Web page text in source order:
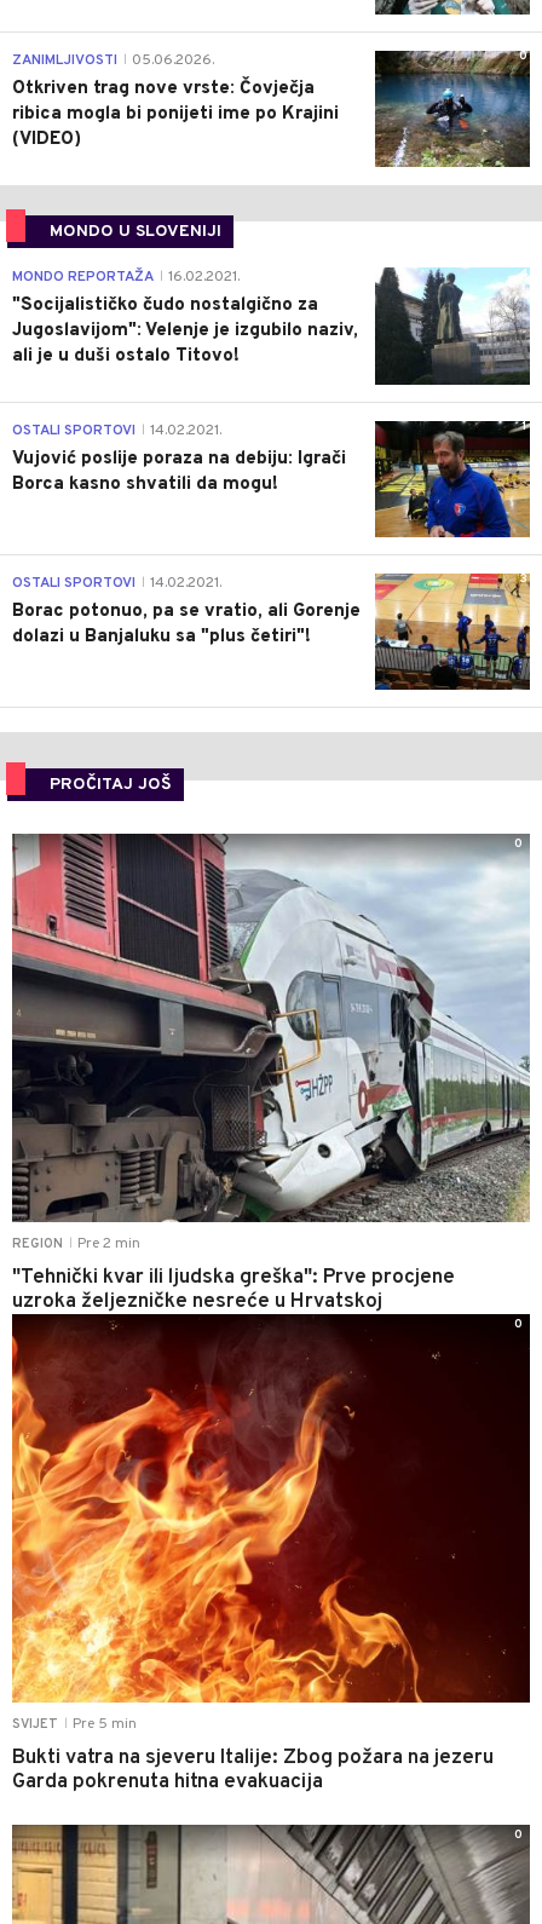
0
ZANIMLJIVOSTI 05.06.2026.
Otkriven trag nove vrste: Čovječja
ribica mogla bi ponijeti ime po Krajini
(VIDEO)
MONDO U SLOVENIJI
4
MONDO REPORTAŽA 16.02.2021.
"Socijalističko čudo nostalgično za
Jugoslavijom": Velenje je izgubilo naziv,
ali je u duši ostalo Titovo!
1
OSTALI SPORTOVI 14.02.2021.
Vujović poslije poraza na debiju: Igrači
Borca kasno shvatili da mogu!
3
OSTALI SPORTOVI 14.02.2021.
Borac potonuo, pa se vratio, ali Gorenje
dolazi u Banjaluku sa "plus četiri"!
PROČITAJ JOŠ
REGION Pre 2 min
"Tehnički kvar ili ljudska greška": Prve procjene
uzroka željezničke nesreće u Hrvatskoj
0
SVIJET Pre 5 min
Bukti vatra na sjeveru Italije: Zbog požara na jezeru
Garda pokrenuta hitna evakuacija
0
0